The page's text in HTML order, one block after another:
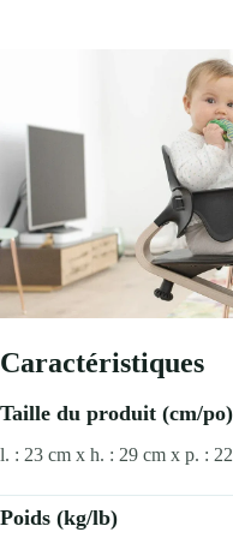
Caractéristiques
Taille du produit (cm/po)
l. : 23 cm x h. : 29 cm x p. :
Poids (kg/lb)